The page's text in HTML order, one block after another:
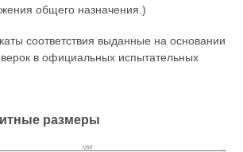
общего назначения.)
соответствия выданные на основании
в официальных испытательных
размеры